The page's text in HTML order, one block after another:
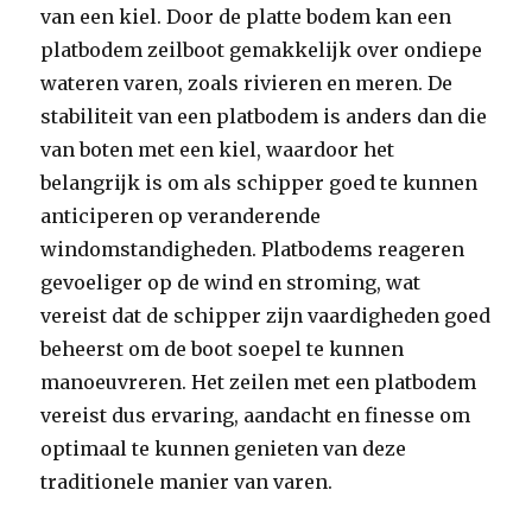
van een kiel. Door de platte bodem kan een
platbodem zeilboot gemakkelijk over ondiepe
wateren varen, zoals rivieren en meren. De
stabiliteit van een platbodem is anders dan die
van boten met een kiel, waardoor het
belangrijk is om als schipper goed te kunnen
anticiperen op veranderende
windomstandigheden. Platbodems reageren
gevoeliger op de wind en stroming, wat
vereist dat de schipper zijn vaardigheden goed
beheerst om de boot soepel te kunnen
manoeuvreren. Het zeilen met een platbodem
vereist dus ervaring, aandacht en finesse om
optimaal te kunnen genieten van deze
traditionele manier van varen.